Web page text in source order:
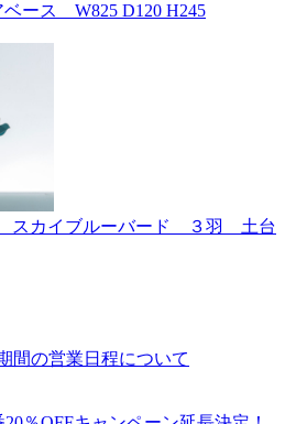
ース W825 D120 H245
スカイブルーバード ３羽 土台
間の営業日程について